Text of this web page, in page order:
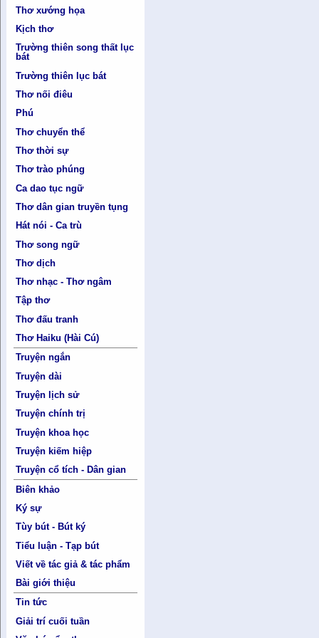
Thơ xướng họa
Kịch thơ
Trường thiên song thất lục
bát
Trường thiên lục bát
Thơ nối điêu
Phú
Thơ chuyển thể
Thơ thời sự
Thơ trào phúng
Ca dao tục ngữ
Thơ dân gian truyền tụng
Hát nói - Ca trù
Thơ song ngữ
Thơ dịch
Thơ nhạc - Thơ ngâm
Tập thơ
Thơ đấu tranh
Thơ Haiku (Hài Cú)
Truyện ngắn
Truyện dài
Truyện lịch sử
Truyện chính trị
Truyện khoa học
Truyện kiếm hiệp
Truyện cổ tích - Dân gian
Biên khảo
Ký sự
Tùy bút - Bút ký
Tiểu luận - Tạp bút
Viết về tác giả & tác phẩm
Bài giới thiệu
Tin tức
Giải trí cuối tuần